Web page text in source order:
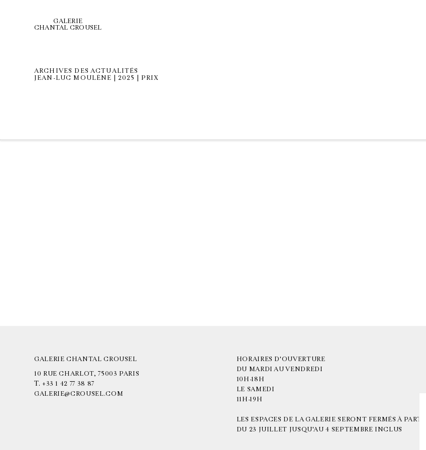
GALERIE
CHANTAL CROUSEL
ARCHIVES DES ACTUALITÉS
JEAN-LUC MOULÈNE | 2025 | PRIX
GALERIE CHANTAL CROUSEL
10 RUE CHARLOT, 75003 PARIS
T. +33 1 42 77 38 87
GALERIE@CROUSEL.COM
HORAIRES D'OUVERTURE
DU MARDI AU VENDREDI
10H-18H
LE SAMEDI
11H-19H
LES ESPACES DE LA GALERIE SERONT FERMÉS À PARTIR
DU 23 JUILLET JUSQU'AU 4 SEPTEMBRE INCLUS